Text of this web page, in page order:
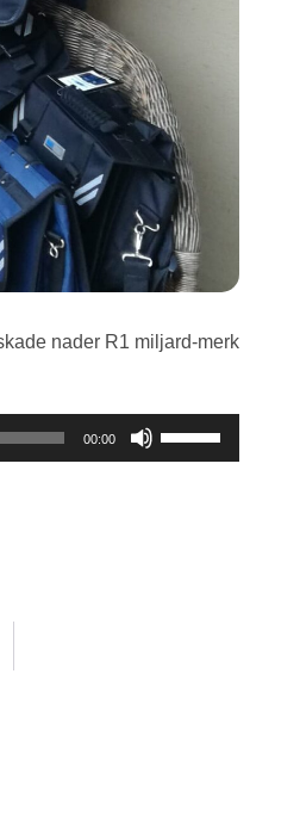
nader R1 miljard-merk
00:00